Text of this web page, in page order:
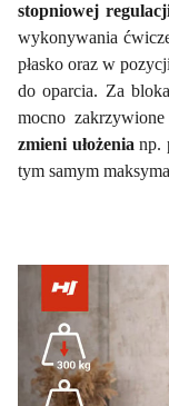
stopniowej
wykonywania
płasko oraz w
do oparcia. Za
mocno
zmieni ułożenianp.
tym samym